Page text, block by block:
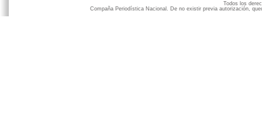
Todos los
Compaña Periodística Nacional. De no existir previa autorización,